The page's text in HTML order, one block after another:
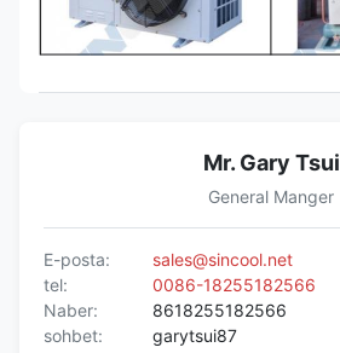
Mr. Gary Tsui
General Manger
E-posta:
sales@sincool.net
tel:
0086-18255182566
Naber:
8618255182566
sohbet:
garytsui87